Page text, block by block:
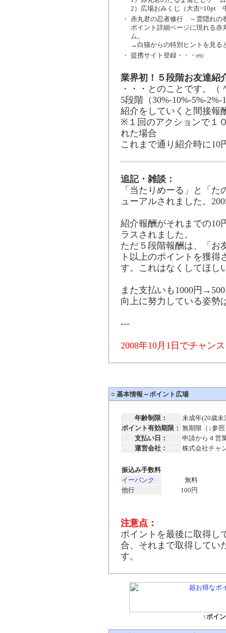
2）広場おみくじ（大吉
・ 赤丸君の忍者修行 ～雲隠れの
ポイント詳細ページに現れる
ム。
→白猫からの特別ヒントを見る
・ 提携サイト登録・・・etc
業界初！５段階お友達紹
・・・とのことです。（
5段階（30%-10%-5%-2%-
紹介をしていくと間接報
※１回のアクションで１
れた場合
これまで通り紹介時に10
追記・雑談：
「当たりめーる」と「
ューアルされました。
紹介報酬がそれまでの10
ラスされました。
ただ５段階報酬は、「お
ト以上のポイントを獲
す。これはなくしてほし
また支払いも1000円
向上に努力している姿勢
---
2008年10月1日でチャン
○ 基本情報～ポイント広場
年齢制限：
未成年(20歳
ポイント有効期限： 無期限（↓参
支払い日：
申請から４営
運営会社：
株式会社チャ
振込み手数料
イーバンク
無料
他行
100円
注意点：
ポイントを最後に取得し
合、それまで取得してい
す。
↑ポイ